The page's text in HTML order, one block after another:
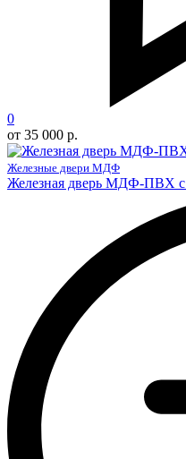
0
от 35 000 р.
Железные двери МДФ
Железная дверь МДФ-ПВХ с